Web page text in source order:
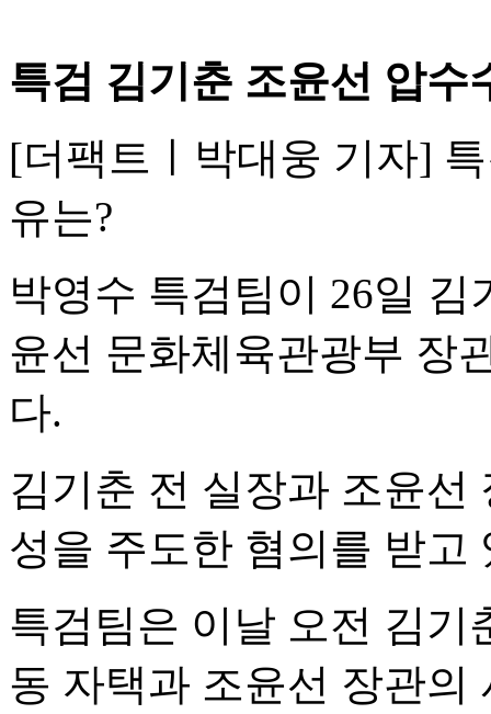
특검 김기춘 조윤선 압수
[더팩트ㅣ박대웅 기자]
유는?
박영수 특검팀이 26일
윤선 문화체육관광부 장
다.
김기춘 전 실장과 조윤선
성을 주도한 혐의를 받고
특검팀은 이날 오전 김기
동 자택과 조윤선 장관의